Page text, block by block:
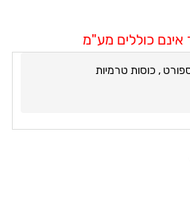
כוללים מע"מ
, כוסות טרמיות